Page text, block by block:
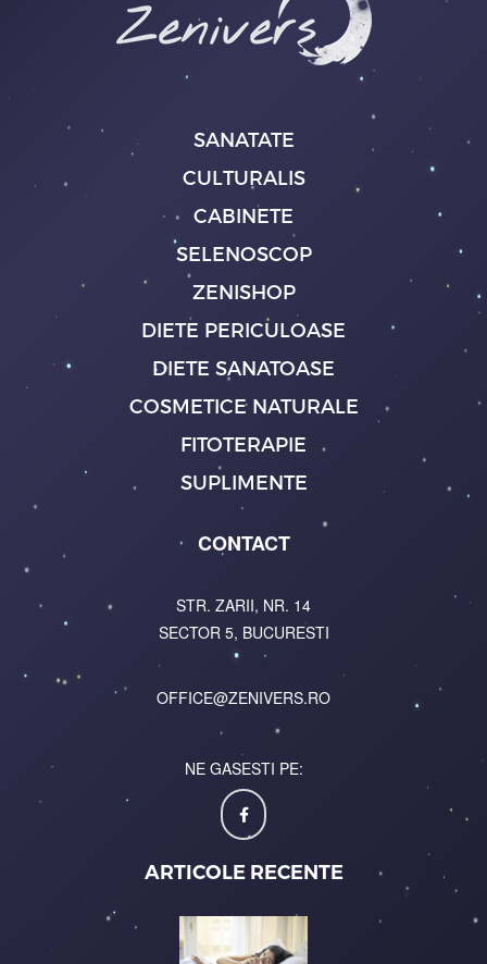
SANATATE
CULTURALIS
CABINETE
SELENOSCOP
ZENISHOP
DIETE PERICULOASE
DIETE SANATOASE
COSMETICE NATURALE
FITOTERAPIE
SUPLIMENTE
CONTACT
STR. ZARII, NR. 14
SECTOR 5, BUCURESTI
OFFICE@ZENIVERS.RO
NE GASESTI PE:
ARTICOLE RECENTE